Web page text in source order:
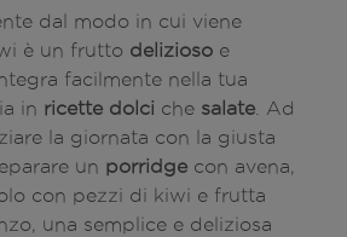
dal modo in cui viene
è un frutto delizioso e
facilmente nella tua
in ricette dolci che salate . Ad
la giornata con la giusta
un porridge con avena,
con pezzi di kiwi e frutta
una semplice e deliziosa